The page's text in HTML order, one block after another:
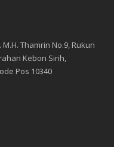
Thamrin No.9, Rukun
Kebon Sirih,
Pos 10340